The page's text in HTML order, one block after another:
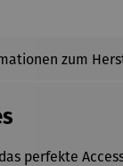
zum
perfekte